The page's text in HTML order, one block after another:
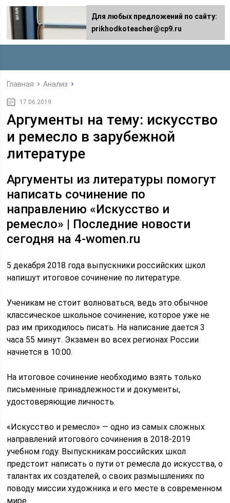
Главная Анализ
17.06.2019
Аргументы на тему: искусство
и ремесло в зарубежной
литературе
Аргументы из литературы помогут
написать сочинение по
направлению «Искусство и
ремесло» | Последние новости
сегодня на 4-women.ru
5 декабря 2018 года выпускники российских школ
напишут итоговое сочинение по литературе.
Ученикам не стоит волноваться, ведь это обычное
классическое школьное сочинение, которое уже не
раз им приходилось писать. На написание дается 3
часа 55 минут. Экзамен во всех регионах России
начнется в 10:00.
На итоговое сочинение необходимо взять только
письменные принадлежности и документы,
удостоверяющие личность.
«Искусство и ремесло» — одно из самых сложных
направлений итогового сочинения в 2018-2019
учебном году. Выпускникам российских школ
предстоит написать о пути от ремесла до искусства, о
талантах их создателей, о своих размышлениях по
поводу миссии художника и его месте в современном
мире.
Для любых предложений по сайту:
prikhodkoteacher@cp9.ru